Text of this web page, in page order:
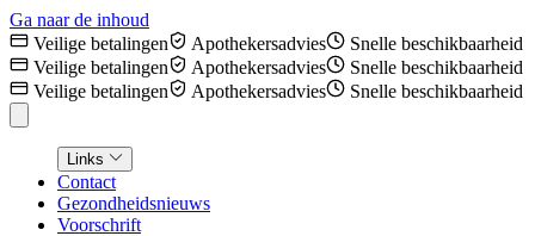
Ga naar de inhoud
Veilige betalingen
Apothekersadvies
Snelle beschikbaarheid
Veilige betalingen
Apothekersadvies
Snelle beschikbaarheid
Veilige betalingen
Apothekersadvies Snelle beschikbaarheid
Links
Contact
Gezondheidsnieuws
Voorschrift